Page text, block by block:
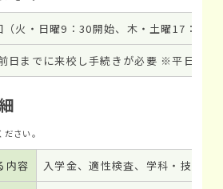
（火・日曜9：30開始、木・土曜17：30
日までに来校し手続きが必要 ※平日・
内容 入学金、適性検査、学科・技能教